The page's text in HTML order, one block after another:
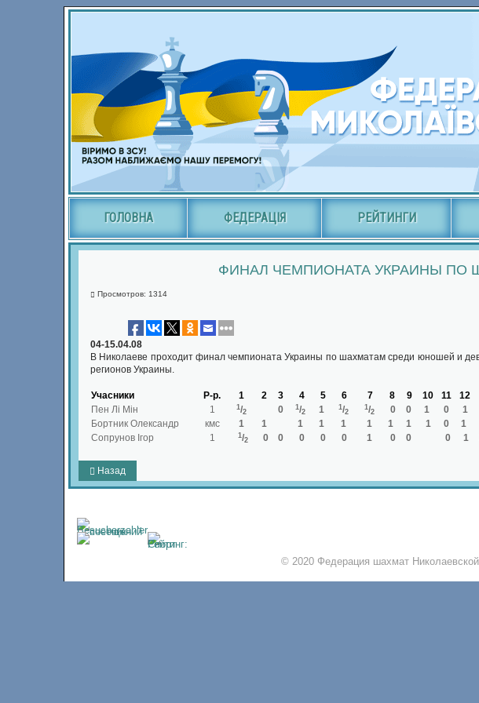
ГОЛОВНА ФЕДЕРАЦІЯ РЕЙТИНГИ
ФИНАЛ ЧЕМПИОНАТА УКРАИНЫ ПО
Просмотров: 1314
04-15.04.08
В Николаеве проходит финал чемпионата Украины по шахматам среди юношей и
регионов Украины.
Учасники Р-р. 1 2 3 4 5 6 7 8 9 10 11 12
Пен Лі Мін
1 1 /2 0 1 /2 1 1 /2
1 /2 0 0 1 0 1
Бортник Олександр
кмс 1 1 1 1 1 1 1 1 1 0 1
Сопрунов Ігор
1 1 /2 0 0 0 0 0 1 0 0 0 1
Назад
© 2020 Федерация шахмат